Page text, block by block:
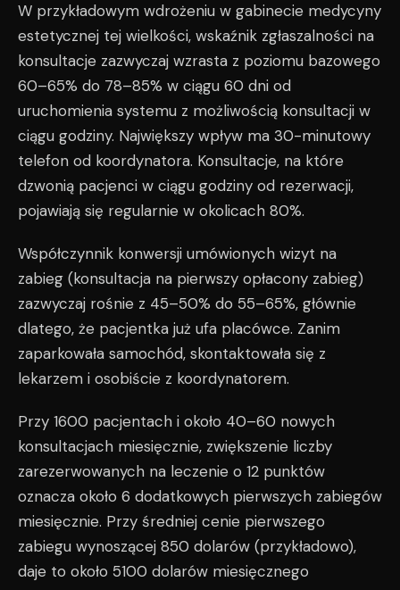
W przykładowym wdrożeniu w gabinecie medycyny
estetycznej tej wielkości, wskaźnik zgłaszalności na
konsultacje zazwyczaj wzrasta z poziomu bazowego
60–65% do 78–85% w ciągu 60 dni od
uruchomienia systemu z możliwością konsultacji w
ciągu godziny. Największy wpływ ma 30-minutowy
telefon od koordynatora. Konsultacje, na które
dzwonią pacjenci w ciągu godziny od rezerwacji,
pojawiają się regularnie w okolicach 80%.
Współczynnik konwersji umówionych wizyt na
zabieg (konsultacja na pierwszy opłacony zabieg)
zazwyczaj rośnie z 45–50% do 55–65%, głównie
dlatego, że pacjentka już ufa placówce. Zanim
zaparkowała samochód, skontaktowała się z
lekarzem i osobiście z koordynatorem.
Przy 1600 pacjentach i około 40–60 nowych
konsultacjach miesięcznie, zwiększenie liczby
zarezerwowanych na leczenie o 12 punktów
oznacza około 6 dodatkowych pierwszych zabiegów
miesięcznie. Przy średniej cenie pierwszego
zabiegu wynoszącej 850 dolarów (przykładowo),
daje to około 5100 dolarów miesięcznego